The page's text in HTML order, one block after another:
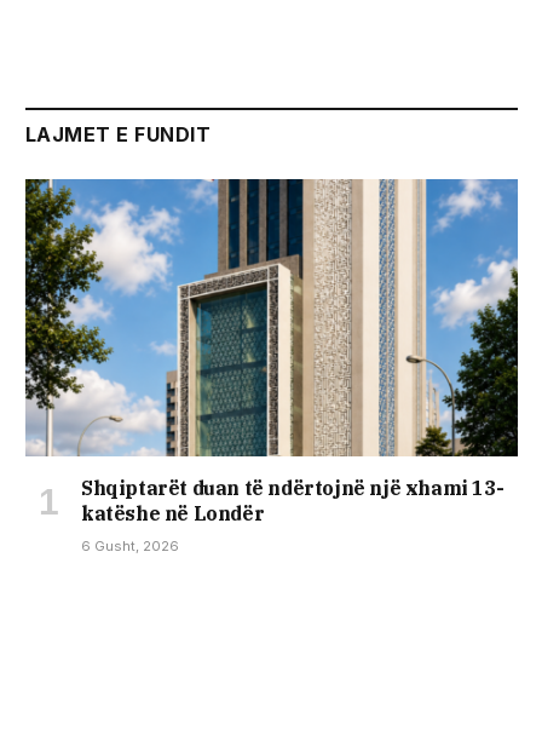
LAJMET E FUNDIT
Shqiptarët duan të ndërtojnë një xhami 13-
katëshe në Londër
6 Gusht, 2026